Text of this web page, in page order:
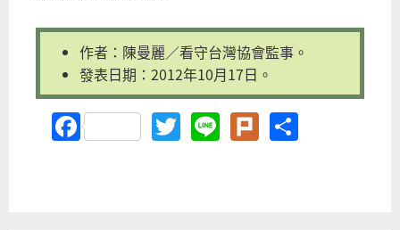
作者：陳曼麗／看守台灣協會監事。
發表日期：2012年10月17日。
FacebookTwitter
LinePlurk